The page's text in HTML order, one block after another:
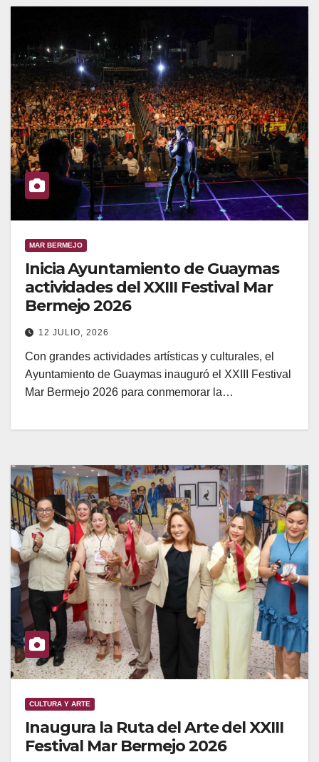
MAR BERMEJO
Inicia Ayuntamiento de Guaymas
actividades del XXIII Festival Mar
Bermejo 2026
12 JULIO, 2026
Con grandes actividades artísticas y culturales, el
Ayuntamiento de Guaymas inauguró el XXIII Festival
Mar Bermejo 2026 para conmemorar la…
CULTURA Y ARTE
Inaugura la Ruta del Arte del XXIII
Festival Mar Bermejo 2026